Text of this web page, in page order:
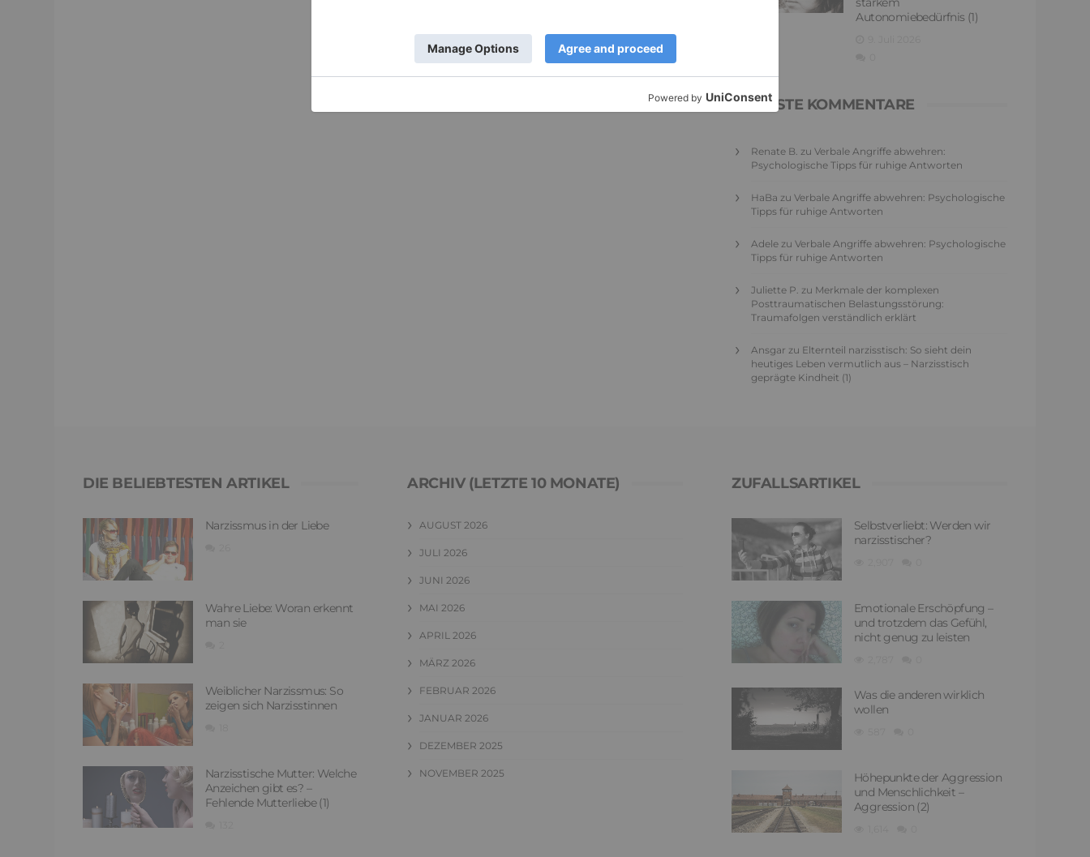
Autonomiebedürfnis (1)
NEUESTE KOMMENTARE
Renate B. zu Verbale Angriffe abwehren:
Psychologische Tipps für ruhige Antworten
HaBa zu Verbale Angriffe abwehren: Psychologische
Tipps für ruhige Antworten
Adele zu Verbale Angriffe abwehren: Psychologische
Tipps für ruhige Antworten
Juliette P. zu Merkmale der komplexen
Posttraumatischen Belastungsstörung:
Traumafolgen verständlich erklärt
Ansgar zu Elternteil narzisstisch: So sieht dein
heutiges Leben vermutlich aus – Narzisstisch
geprägte Kindheit (1)
DIE BELIEBTESTEN ARTIKEL
Narzissmus in der Liebe
Wahre Liebe: Woran erkennt
man sie
Weiblicher Narzissmus: So
zeigen sich Narzisstinnen
Narzisstische Mutter: Welche
Anzeichen gibt es? –
Fehlende Mutterliebe (1)
ARCHIV (LETZTE 10 MONATE)
AUGUST 2026
JULI 2026
JUNI 2026
MAI 2026
APRIL 2026
MÄRZ 2026
FEBRUAR 2026
JANUAR 2026
DEZEMBER 2025
NOVEMBER 2025
ZUFALLSARTIKEL
Selbstverliebt: Werden wir
narzisstischer?
Emotionale Erschöpfung –
und trotzdem das Gefühl,
nicht genug zu leisten
Was die anderen wirklich
wollen
Höhepunkte der Aggression
und Menschlichkeit –
Aggression (2)